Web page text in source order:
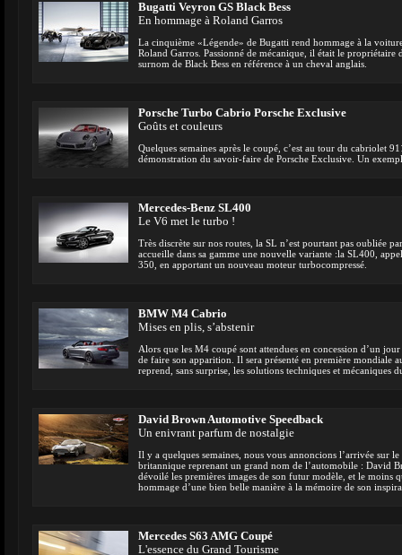
Bugatti Veyron GS Black Bess
En hommage à Roland Garros
La cinquième «Légende» de Bugatti rend hommage à la
Roland Garros. Passionné de mécanique, il était le
surnom de Black Bess en référence à un cheval anglais.
Porsche Turbo Cabrio Porsche Exclusive
Goûts et couleurs
Quelques semaines après le coupé, c’est au tour du cabriolet
démonstration du savoir-faire de Porsche Exclusive. Un
Mercedes-Benz SL400
Le V6 met le turbo !
Très discrète sur nos routes, la SL n’est pourtant pas oubliée
accueille dans sa gamme une nouvelle variante :la SL400,
350, en apportant un nouveau moteur turbocompressé.
BMW M4 Cabrio
Mises en plis, s’abstenir
Alors que les M4 coupé sont attendues en concession d’un
de faire son apparition. Il sera présenté en première mondiale
reprend, sans surprise, les solutions techniques et mécaniques
David Brown Automotive Speedback
Un enivrant parfum de nostalgie
Il y a quelques semaines, nous vous annoncions l’arrivée sur
britannique reprenant un grand nom de l’automobile : David
dévoilé les premières images de son futur modèle, et le moins
hommage d’une bien belle manière à la mémoire de son
Mercedes S63 AMG Coupé
L'essence du Grand Tourisme